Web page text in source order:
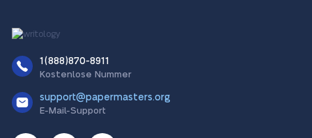
1(888)870-8911
Kostenlose Nummer
support@papermasters.org
E-Mail-Support